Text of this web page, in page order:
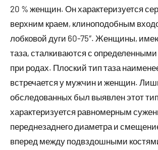
20 % женщин. Он характеризуется
верхним краем, клиноподобным
лобковой дуги 60-75″. Женщины,
таза, сталкиваются с
при родах. Плоский тип таза
встречается у мужчин и женщин.
обследованных был выявлен этот
характеризуется равномерным
переднезаднего диаметра и
вперед между подвздошными